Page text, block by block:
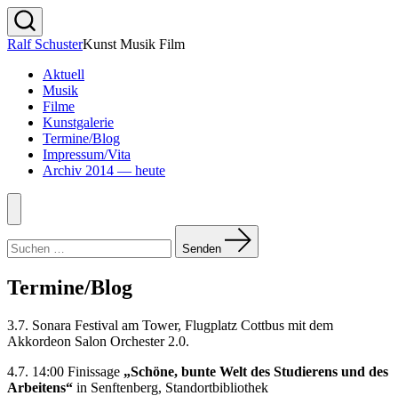
Zum
Inhalt
springen
Suche
ein-/ausblenden
Ralf SchusterKunst Musik Film
Aktuell
Musik
Filme
Kunstgalerie
Termine/Blog
Impressum/Vita
Archiv 2014 — heute
Menü
nach:
Senden
Termine/Blog
3.7. Sonara Festival am Tower, Flugplatz Cottbus mit dem
Akkordeon Salon Orchester 2.0.
4.7. 14:00 Finissage „Schöne, bunte Welt des Studierens und des
Arbeitens“ in Senftenberg, Standortbibliothek